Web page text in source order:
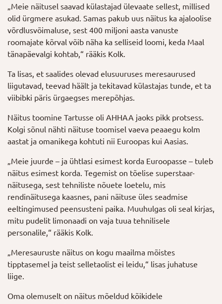
„Meie näitusel saavad külastajad ülevaate sellest, millised
olid ürgmere asukad. Samas pakub uus näitus ka ajaloolise
võrdlusvõimaluse, sest 400 miljoni aasta vanuste
roomajate kõrval võib näha ka selliseid loomi, keda Maal
tänapäevalgi kohtab,“ rääkis Kolk.
Ta lisas, et saalides olevad elusuuruses meresaurused
liigutavad, teevad häält ja tekitavad külastajas tunde, et ta
viibibki päris ürgaegses merepõhjas.
Näitus toomine Tartusse oli AHHAA jaoks pikk protsess.
Kolgi sõnul nähti näituse toomisel vaeva peaaegu kolm
aastat ja omanikega kohtuti nii Euroopas kui Aasias.
„Meie juurde – ja ühtlasi esimest korda Euroopasse – tuleb
näitus esimest korda. Tegemist on tõelise superstaar-
näitusega, sest tehniliste nõuete loetelu, mis
rendinäitusega kaasnes, pani näituse üles seadmise
eeltingimused peensusteni paika. Muuhulgas oli seal kirjas,
mitu pudelit limonaadi on vaja tuua tehnilisele
personalile,“ rääkis Kolk.
„Meresauruste näitus on kogu maailma mõistes
tipptasemel ja teist selletaolist ei leidu,“ lisas juhatuse
liige.
Oma olemuselt on näitus mõeldud kõikidele